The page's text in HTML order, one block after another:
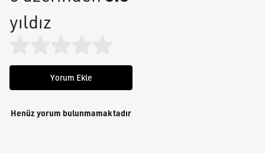
yıldız
Yorum Ekle
Henüz yorum bulunmamaktadır